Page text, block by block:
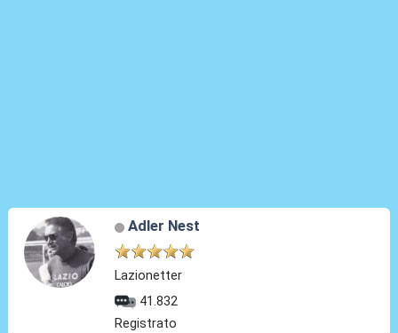
Adler Nest
Lazionetter
41.832
Registrato